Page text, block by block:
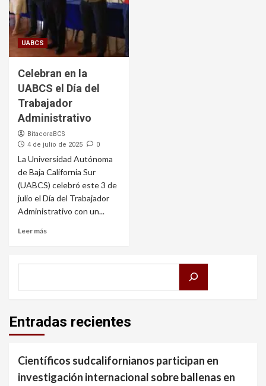
UABCS
Celebran en la
UABCS el Día del
Trabajador
Administrativo
BitacoraBCS
4 de julio de 2025
0
La Universidad Autónoma
de Baja California Sur
(UABCS) celebró este 3 de
julio el Día del Trabajador
Administrativo con un...
Leer más
Entradas recientes
Científicos sudcalifornianos participan en
investigación internacional sobre ballenas en